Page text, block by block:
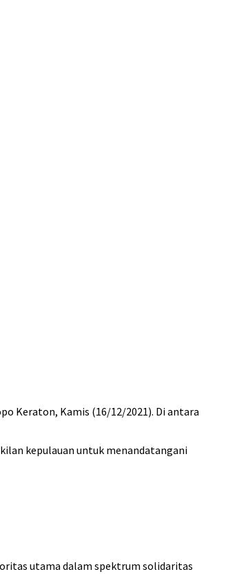
Keraton, Kamis (16/12/2021). Di antara
kepulauan untuk menandatangani
utama dalam spektrum solidaritas